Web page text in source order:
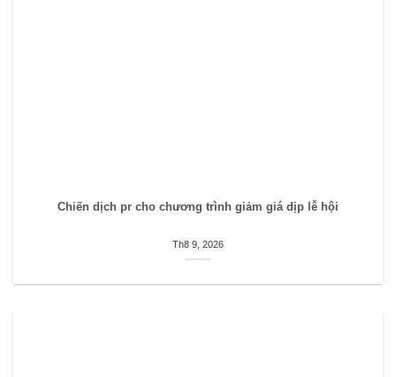
Chiến dịch pr cho chương trình giảm giá dịp lễ hội
Th8 9, 2026